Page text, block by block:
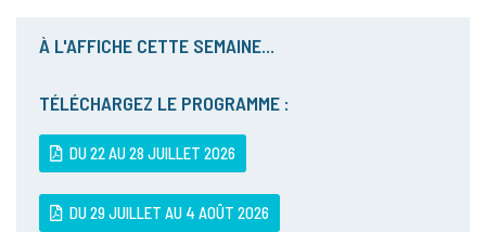
À L'AFFICHE CETTE SEMAINE...
TÉLÉCHARGEZ LE PROGRAMME :
DU 22 AU 28 JUILLET 2026
DU 29 JUILLET AU 4 AOÛT 2026